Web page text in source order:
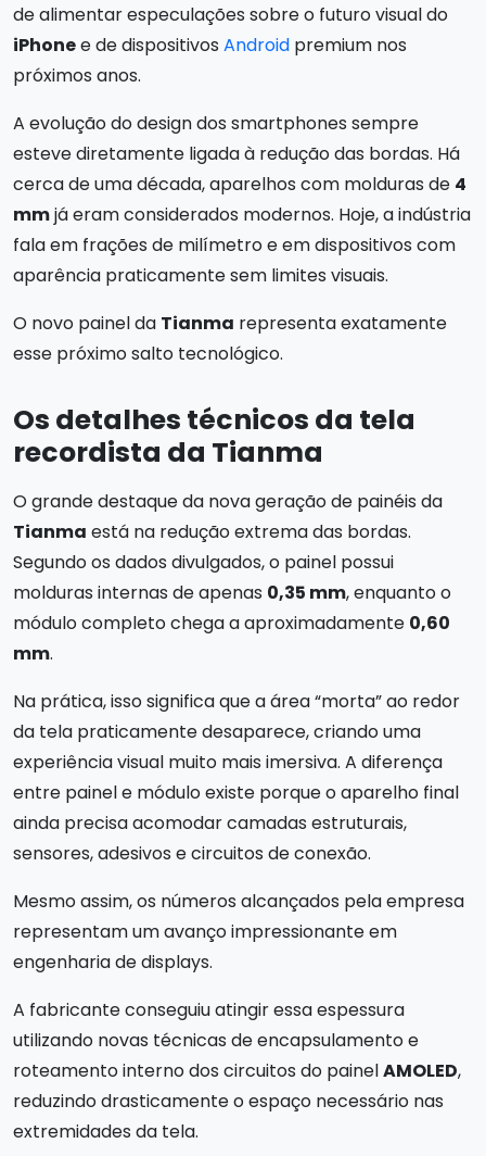
de alimentar especulações sobre o futuro visual do
iPhonee de dispositivos Android premium nos
próximos anos.
A evolução do design dos smartphones sempre
esteve diretamente ligada à redução das bordas. Há
cerca de uma década, aparelhos com molduras de 4
mmjá eram considerados modernos. Hoje, a indústria
fala em frações de milímetro e em dispositivos com
aparência praticamente sem limites visuais.
O novo painel da Tianma representa exatamente
esse próximo salto tecnológico.
Os detalhes técnicos da tela
recordista da Tianma
O grande destaque da nova geração de painéis da
Tianma está na redução extrema das bordas.
Segundo os dados divulgados, o painel possui
molduras internas de apenas 0,35 mm, enquanto o
módulo completo chega a aproximadamente 0,60
mm.
Na prática, isso significa que a área “morta” ao redor
da tela praticamente desaparece, criando uma
experiência visual muito mais imersiva. A diferença
entre painel e módulo existe porque o aparelho final
ainda precisa acomodar camadas estruturais,
sensores, adesivos e circuitos de conexão.
Mesmo assim, os números alcançados pela empresa
representam um avanço impressionante em
engenharia de displays.
A fabricante conseguiu atingir essa espessura
utilizando novas técnicas de encapsulamento e
roteamento interno dos circuitos do painelAMOLED,
reduzindo drasticamente o espaço necessário nas
extremidades da tela.